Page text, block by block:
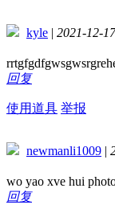
kyle | 2021-12-
回复
使用道具 举报
newmanli1009 |
wo yao xve hui
回复